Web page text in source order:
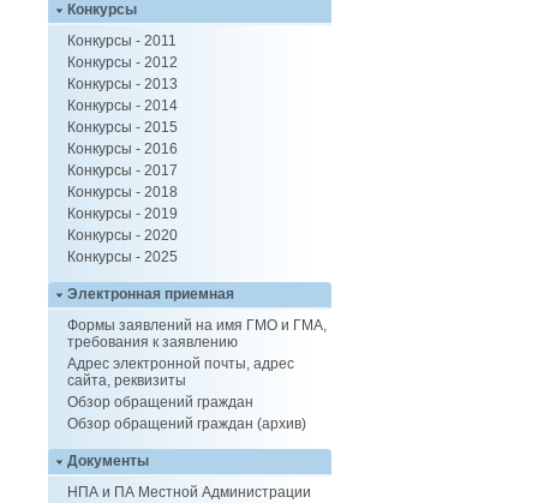
Конкурсы
Конкурсы - 2011
Конкурсы - 2012
Конкурсы - 2013
Конкурсы - 2014
Конкурсы - 2015
Конкурсы - 2016
Конкурсы - 2017
Конкурсы - 2018
Конкурсы - 2019
Конкурсы - 2020
Конкурсы - 2025
Электронная приемная
Формы заявлений на имя ГМО и ГМА,
требования к заявлению
Адрес электронной почты, адрес
сайта, реквизиты
Обзор обращений граждан
Обзор обращений граждан (архив)
Документы
НПА и ПА Местной Администрации